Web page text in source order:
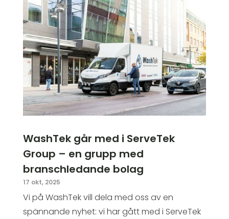
WashTek går med i ServeTek
Group – en grupp med
branschledande bolag
17 okt, 2025
Vi på WashTek vill dela med oss av en
spännande nyhet: vi har gått med i ServeTek